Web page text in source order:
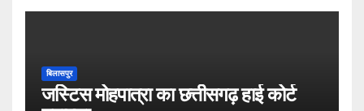
बिलासपुर
जस्टिस मोहपात्रा का छत्तीसगढ़ हाई कोर्ट